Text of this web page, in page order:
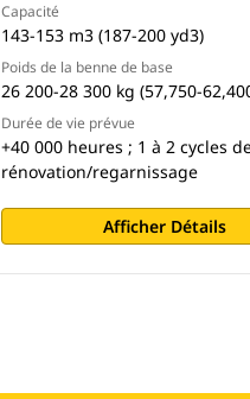
Capacité
143-153 m3 (187-200 yd3)
Poids de la benne de base
26 200-28 300 kg (57,750-
Durée de vie prévue
+40 000 heures ; 1 à 2 cycles
rénovation/regarnissage
Afficher Détails